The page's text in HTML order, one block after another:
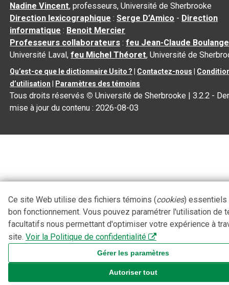
Nadine Vincent, professeurs, Université de Sherbrooke
Direction lexicographique :Serge D’Amico - Direction
informatique : Benoit Mercier
Professeurs collaborateurs :feu Jean-Claude
Université Laval,feu Michel Théoret, Université de
Qu’est-ce que le dictionnaire Usito ? Contactez-nous
d’utilisation
Paramètres des témoins
Tous droits réservés © Université de Sherbrooke |3.2.2 -
mise à jour du contenu :2026-08-03
Ce site Web utilise des fichiers témoins (cookies) essentiels
bon fonctionnement. Vous pouvez paramétrer l'utilisation de
facultatifs nous permettant d'optimiser votre expérience à
site. Voir la Politique de confidentialité
Gérer les paramètres
Autoriser tout